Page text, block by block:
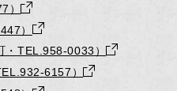
）
）
・TEL.958-0033）
6157）